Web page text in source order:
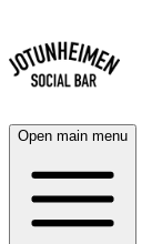
Open main menu